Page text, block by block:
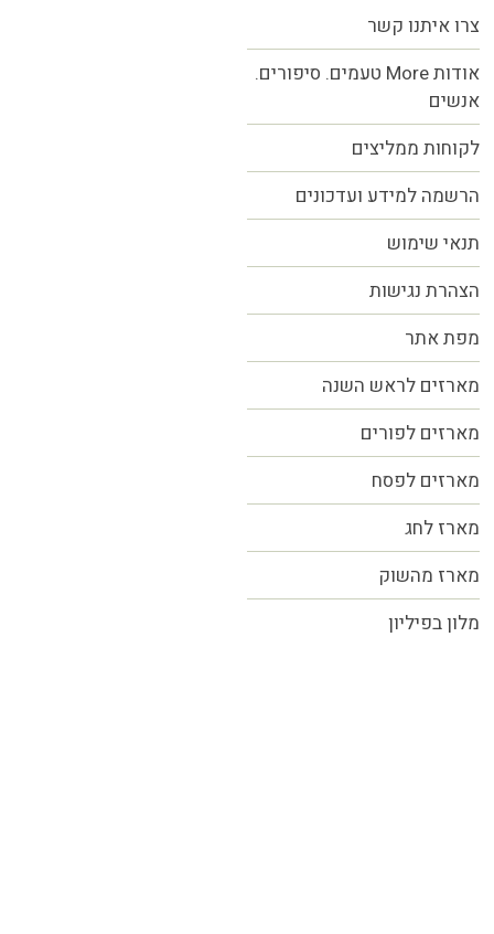
צרו איתנו קשר
אודות More טעמים. סיפורים.
אנשים
לקוחות ממליצים
הרשמה למידע ועדכונים
תנאי שימוש
הצהרת נגישות
מפת אתר
מארזים לראש השנה
מארזים לפורים
מארזים לפסח
מארז לחג
מארז מהשוק
מלון בפיליון